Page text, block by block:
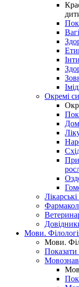
Окремі
Мови.
Мови.
Показати